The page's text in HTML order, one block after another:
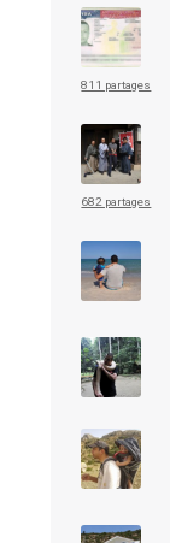
811 partages
682 partages